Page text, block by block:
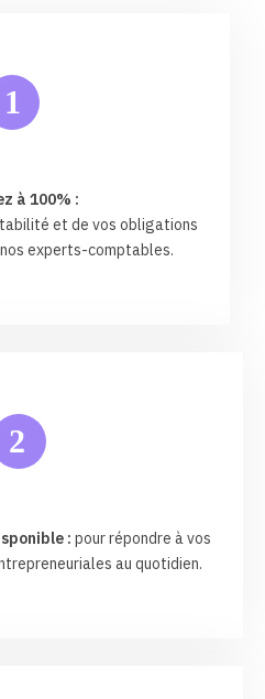
1
à 100% :
et de vos obligations
experts-comptables.
2
: pour répondre à vos
au quotidien.